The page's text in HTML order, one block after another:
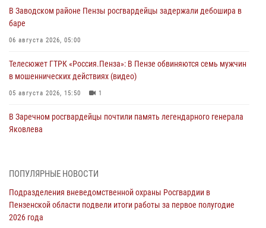
В Заводском районе Пензы росгвардейцы задержали дебошира в
баре
06 августа 2026, 05:00
Телесюжет ГТРК «Россия.Пенза»: В Пензе обвиняются семь мужчин
в мошеннических действиях (видео)
05 августа 2026, 15:50 1
В Заречном росгвардейцы почтили память легендарного генерала
Яковлева
Сотрудники пензенского ОМОН «Страж» познакомили участников
05 августа 2026, 06:15
В Пензе сотрудники Росгвардии оказали помощь
ПОПУЛЯРНЫЕ НОВОСТИ
Подразделения вневедомственной охраны Росгвардии в
Пензенской области подвели итоги работы за первое полугодие
2026 года